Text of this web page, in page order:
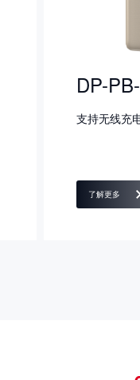
DP-
支持无线充
了解更多